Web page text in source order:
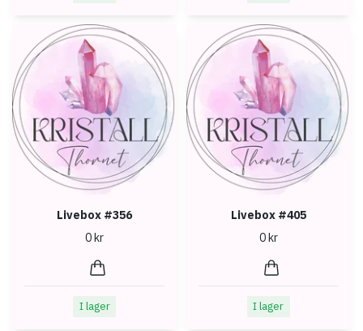
Livebox #356
0 kr
I lager
Livebox #405
0 kr
I lager